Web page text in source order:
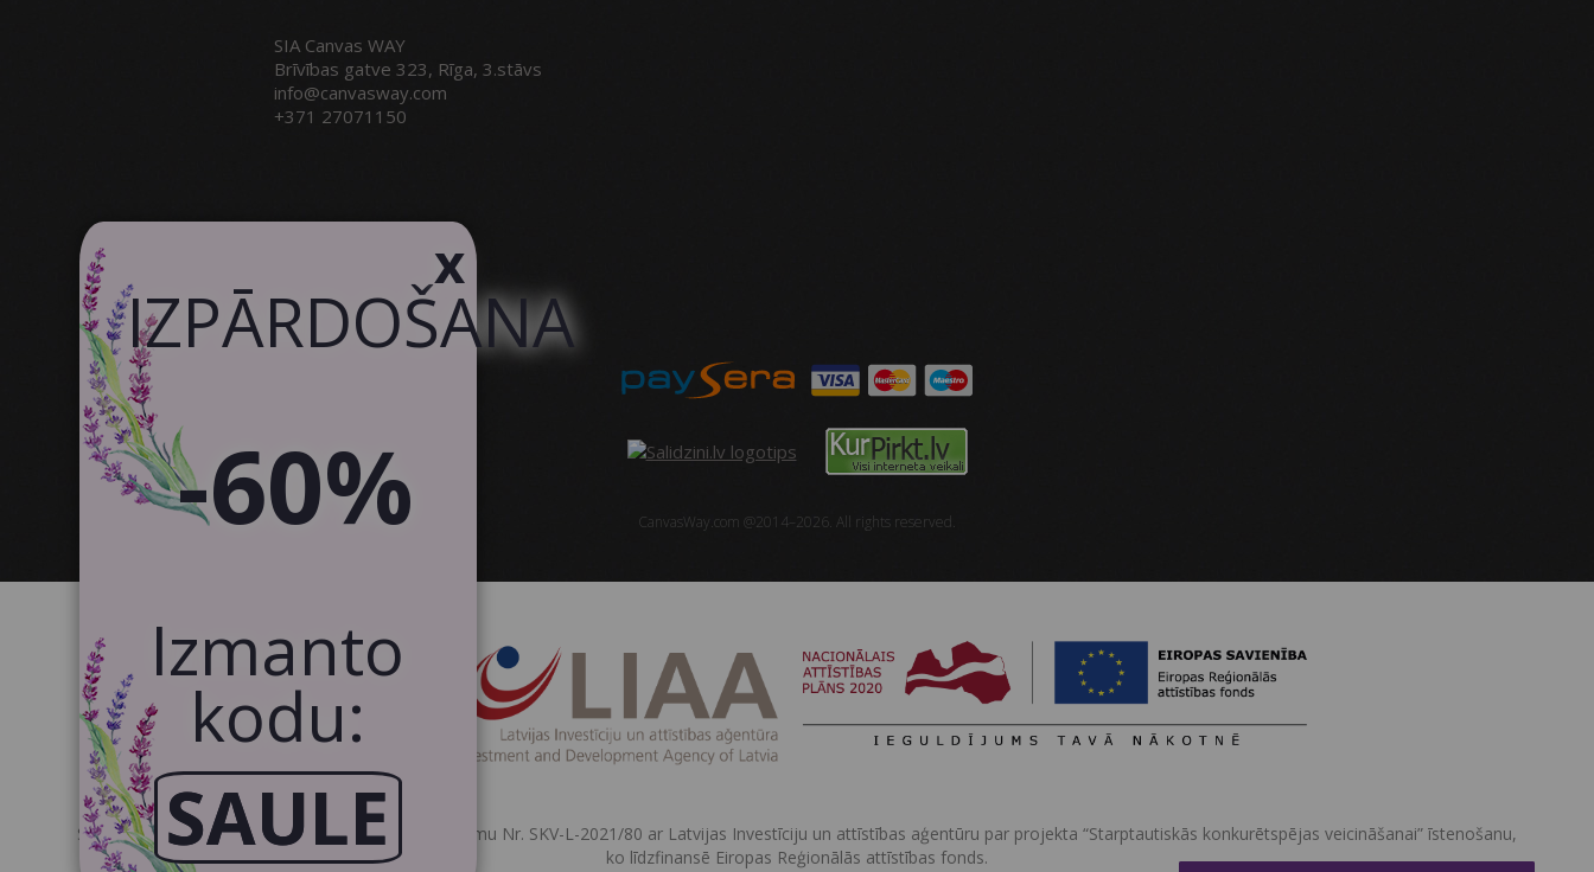
SIA Canvas WAY
Brīvības gatve 323, Rīga, 3.stāvs
info@canvasway.com
+371 27071150
CanvasWay.com @2014–2026. All rights reserved.
SIA Canvas WAY ir noslēgusi 2021.gada 19.aprīlī līgumu Nr. SKV-L-2021/80 ar Latvijas Investīciju un attīstības aģentūru par projekta “Starptautiskās konkurētspējas veicināšanai” īstenošanu,
ko līdzfinansē Eiropas Reģionālās attīstības fonds.
x
IZPĀRDOŠANA
-60%
Izmanto
kodu:
SAULE